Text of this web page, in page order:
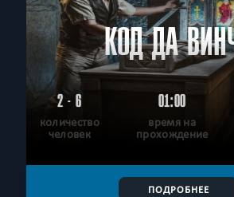
КОД ДА
2 - 6
количество
человек
01:00
время на
прохождение
ПОДРОБНЕЕ